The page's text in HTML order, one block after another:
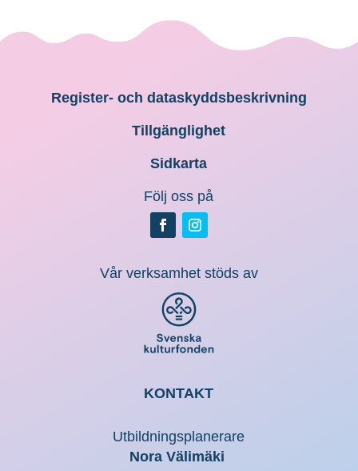
Register- och dataskyddsbeskrivning
Tillgänglighet
Sidkarta
Följ oss på
Vår verksamhet stöds av
KONTAKT
Utbildningsplanerare
Nora Välimäki